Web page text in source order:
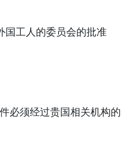
国工人的委员会的批准
必须经过贵国相关机构的